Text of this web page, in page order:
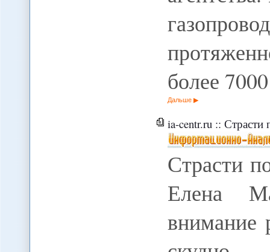
более
Дальше
ia-centr.ru :: Страсти
Страсти
Елена
внимание